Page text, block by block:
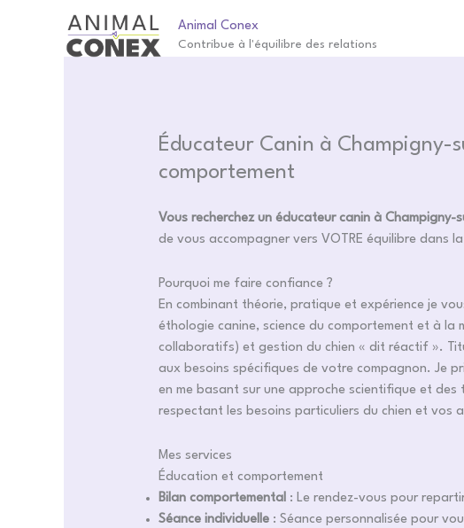
Animal Conex
Contribue à l'équilibre des relations
Éducateur Canin à
comportement
Vous recherchez un éducateur canin à Champigny-
de vous accompagner vers VOTRE équilibre dans
Pourquoi me faire confiance ?
En combinant théorie, pratique et expérience je
éthologie canine, science du comportement et à la
collaboratifs) et gestion du chien « dit réactif ».
aux besoins spécifiques de votre compagnon. Je
en me basant sur une approche scientifique et des
respectant les besoins particuliers du chien et vos
Mes services
Éducation et comportement
Bilan comportemental : Le rendez-vous pour
Séance individuelle: Séance personnalisée pour